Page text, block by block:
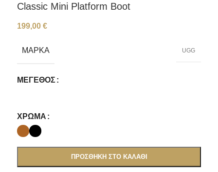
Classic Mini Platform Boot
199,00 €
ΜΆΡΚΑ UGG
ΜΈΓΕΘΟΣ
ΧΡΏΜΑ
ΠΡΟΣΘΉΚΗ ΣΤΟ ΚΑΛΆΘΙ